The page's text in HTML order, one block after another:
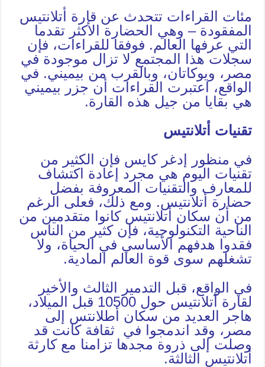
مئات القراءات تتحدث عن قارة أتلانتيس
المفقودة – وهي الحضارة الأكثر تقدما
التي عرفها العالم. فوفقا للقراءات، فإن
سجلات هذا المجتمع لا تزال موجودة في
مصر، ويوكاتان، وبالقرب من بيميني. في
الواقع، اعتبرت القراءات أن جزر بيميني
هي بقايا من جيل هذه القارة.
تقنيات أتلانتيس
في منظور إدغر كايس فإن الكثير من
تقنيات اليوم هي مجرد إعادة اكتشاف
للمعارف والتقنيات المعروفة بفضل
حضارة أتلانتيس. ومع ذلك، فعلى الرغم
من أن سكان أتلانتيس كانوا متقدمين من
الناحية التكنولوجية، فإن كثير من الناس
فقدوا هدفهم الأساسي في الحياة، ولا
تشغلهم سوى قوة العالم المادية.
في الواقع، قبل التدمير الثالث والأخير
لقارة أتلانتيس حول 10500 قبل الميلاد،
هاجر العديد من سكان أطلانتس إلى
مصر، وقد اندمجوا في ثقافة كانت قد
وصلت إلى ذروة مجدها تزامنا مع كارثة
أتلانتيس الثالثة.